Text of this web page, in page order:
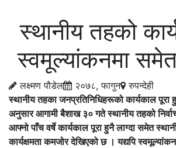
स्थानीय तहको
स्वमूल्यांकनमा
लक्ष्मण पौडेल २०७८, फागुन
रुपन्देही
स्थानीय तहका जनप्रतिनिधिहरूको कार्यकाल
अनुसार आगामी बैशाख ३० गते स्थानीय तहको
आफ्नो पाँच वर्षे कार्यकाल पूरा हुनै लाग्दा समेत
कार्यक्षमता कमजोर देखिएको छ । यद्यपि